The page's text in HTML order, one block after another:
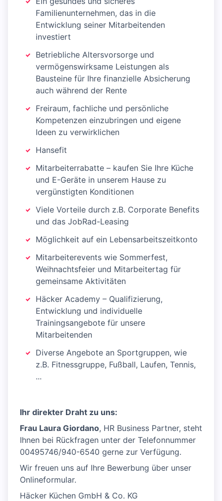
Familienunternehmen, das in die
Entwicklung seiner Mitarbeitenden
investiert
Betriebliche Altersvorsorge und
vermögenswirksame Leistungen als
Bausteine für Ihre finanzielle Absicherung
auch während der Rente
Freiraum, fachliche und persönliche
Kompetenzen einzubringen und eigene
Ideen zu verwirklichen
Hansefit
Mitarbeiterrabatte – kaufen Sie Ihre Küche
und E-Geräte in unserem Hause zu
vergünstigten Konditionen
Viele Vorteile durch z.B. Corporate Benefits
und das JobRad-Leasing
Möglichkeit auf ein Lebensarbeitszeitkonto
Mitarbeiterevents wie Sommerfest,
Weihnachtsfeier und Mitarbeitertag für
gemeinsame Aktivitäten
Häcker Academy – Qualifizierung,
Entwicklung und individuelle
Trainingsangebote für unsere
Mitarbeitenden
Diverse Angebote an Sportgruppen, wie
z.B. Fitnessgruppe, Fußball, Laufen, Tennis,
...
Ihr direkter Draht zu uns:
Frau Laura Giordano, HR Business Partner, steht
Ihnen bei Rückfragen unter der Telefonnummer
00495746/940-6540 gerne zur Verfügung.
Wir freuen uns auf Ihre Bewerbung über unser
Onlineformular.
Häcker Küchen GmbH & Co. KG